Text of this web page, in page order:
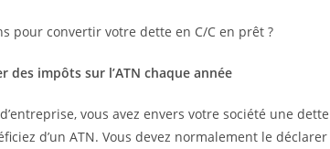
des impôts sur l’ATN chaque année
vous avez envers votre société une
d’un ATN. Vous devez normalement le